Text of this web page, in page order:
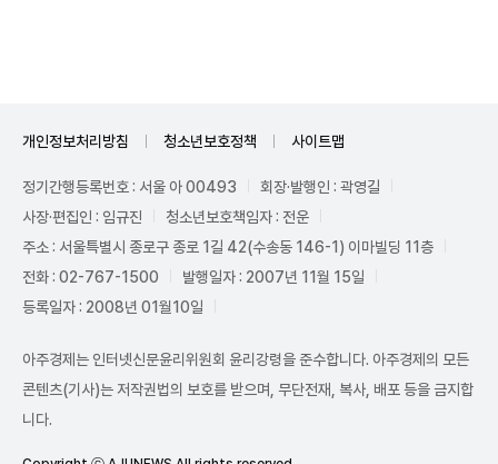
개인정보처리방침 청소년보호정책 사이트맵
정기간행등록번호 : 서울 아 00493
회장·발행인 : 곽영길
사장·편집인 : 임규진
청소년보호책임자 : 전운
주소 : 서울특별시 종로구 종로 1길 42(수송동 146-1) 이마빌딩 11층
전화 : 02-767-1500
발행일자 : 2007년 11월 15일
등록일자 : 2008년 01월10일
아주경제는 인터넷신문윤리위원회 윤리강령을 준수합니다. 아주경제의 모든
콘텐츠(기사)는 저작권법의 보호를 받으며, 무단전재, 복사, 배포 등을 금지합
니다.